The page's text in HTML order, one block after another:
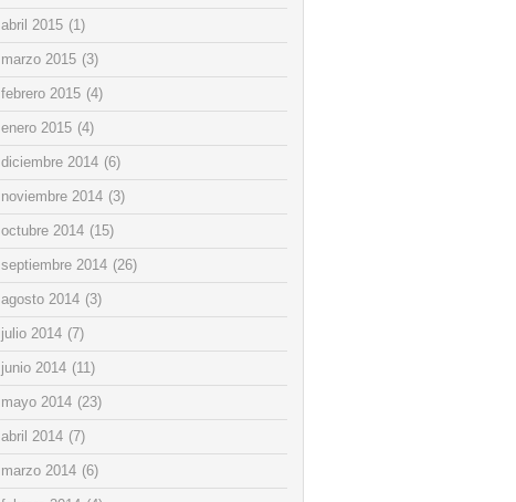
abril 2015 (1)
marzo 2015 (3)
febrero 2015 (4)
enero 2015 (4)
diciembre 2014 (6)
noviembre 2014 (3)
octubre 2014 (15)
septiembre 2014 (26)
agosto 2014 (3)
julio 2014 (7)
junio 2014 (11)
mayo 2014 (23)
abril 2014 (7)
marzo 2014 (6)